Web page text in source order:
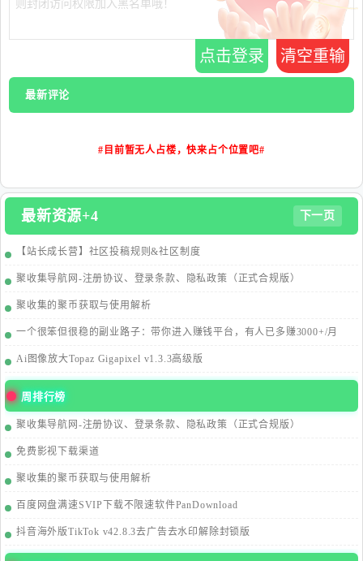
点击登录 清空重输
最新评论
#目前暂无人占楼，快来占个位置吧#
最新资源+4 下一页
【站长成长营】社区投稿规则&社区制度
聚收集导航网-注册协议、登录条款、隐私政策（正式合规版）
聚收集的聚币获取与使用解析
一个很笨但很稳的副业路子：带你进入赚钱平台，有人已多赚3000+/月
Ai图像放大Topaz Gigapixel v1.3.3高级版
周排行榜
聚收集导航网-注册协议、登录条款、隐私政策（正式合规版）
免费影视下载渠道
聚收集的聚币获取与使用解析
百度网盘满速SVIP下载不限速软件PanDownload
抖音海外版TikTok v42.8.3去广告去水印解除封锁版